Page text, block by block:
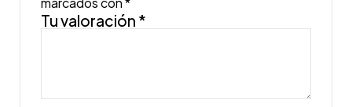
Tu valoración *